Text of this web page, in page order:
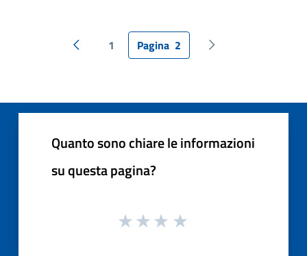
Pagina precedente
1 Pagina 2 Pagina successiva
Quanto sono chiare le informazioni
su questa pagina?